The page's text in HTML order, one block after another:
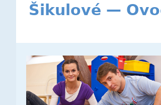
Šikulové —